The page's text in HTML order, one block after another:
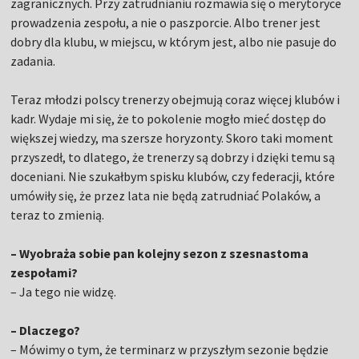
zagranicznych. Przy zatrudnianiu rozmawia się o merytoryce
prowadzenia zespołu, a nie o paszporcie. Albo trener jest
dobry dla klubu, w miejscu, w którym jest, albo nie pasuje do
zadania.
Teraz młodzi polscy trenerzy obejmują coraz więcej klubów i
kadr. Wydaje mi się, że to pokolenie mogło mieć dostęp do
większej wiedzy, ma szersze horyzonty. Skoro taki moment
przyszedł, to dlatego, że trenerzy są dobrzy i dzięki temu są
doceniani. Nie szukałbym spisku klubów, czy federacji, które
umówiły się, że przez lata nie będą zatrudniać Polaków, a
teraz to zmienią.
– Wyobraża sobie pan kolejny sezon z szesnastoma
zespołami?
– Ja tego nie widzę.
– Dlaczego?
– Mówimy o tym, że terminarz w przyszłym sezonie będzie